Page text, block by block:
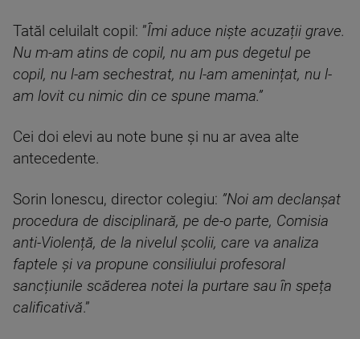
Tatăl celuilalt copil: ”Îmi aduce niște acuzații grave.
Nu m-am atins de copil, nu am pus degetul pe
copil, nu l-am sechestrat, nu l-am amenințat, nu l-
am lovit cu nimic din ce spune mama.”
Cei doi elevi au note bune și nu ar avea alte
antecedente.
Sorin Ionescu, director colegiu: ”Noi am declanșat
procedura de disciplinară, pe de-o parte, Comisia
anti-Violență, de la nivelul școlii, care va analiza
faptele și va propune consiliului profesoral
sancțiunile scăderea notei la purtare sau în speța
calificativă.”